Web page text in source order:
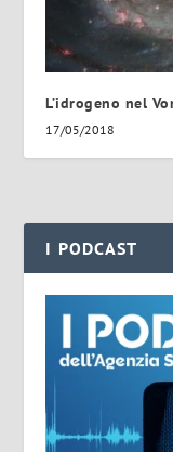
L’idrogeno nel
17/05/2018
I PODCAST